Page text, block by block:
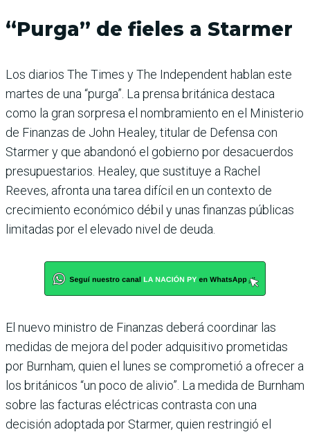
“Purga” de fieles a Starmer
Los diarios The Times y The Independent hablan este
martes de una “purga”. La prensa británica destaca
como la gran sorpresa el nombramiento en el Ministerio
de Finanzas de John Healey, titular de Defensa con
Starmer y que abandonó el gobierno por desacuerdos
presupuestarios. Healey, que sustituye a Rachel
Reeves, afronta una tarea difícil en un contexto de
crecimiento económico débil y unas finanzas públicas
limitadas por el elevado nivel de deuda.
El nuevo ministro de Finanzas deberá coordinar las
medidas de mejora del poder adquisitivo prometidas
por Burnham, quien el lunes se comprometió a ofrecer a
los británicos “un poco de alivio”. La medida de Burnham
sobre las facturas eléctricas contrasta con una
decisión adoptada por Starmer, quien restringió el